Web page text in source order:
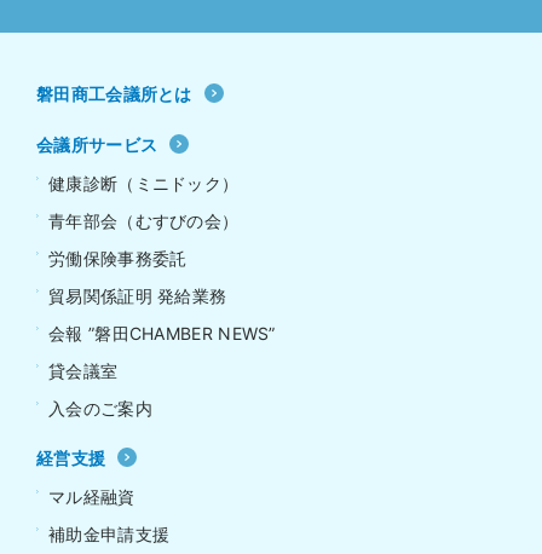
磐田商工会議所とは
会議所サービス
健康診断（ミニドック）
青年部会（むすびの会）
労働保険事務委託
貿易関係証明 発給業務
会報 ”磐田CHAMBER NEWS”
貸会議室
入会のご案内
経営支援
マル経融資
補助金申請支援